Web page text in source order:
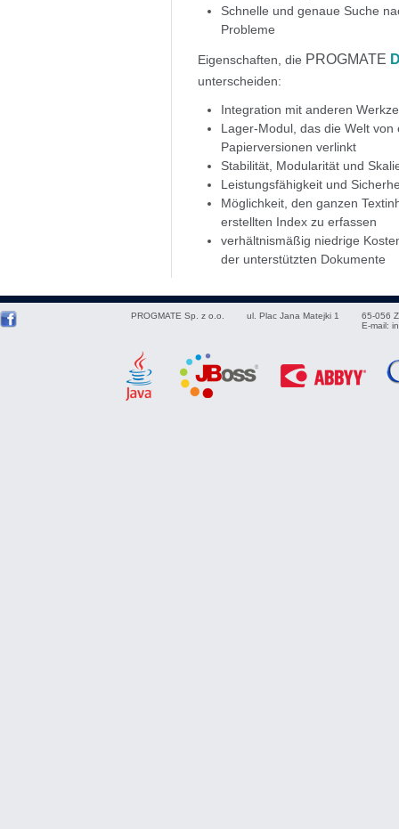
Schnelle und genaue Suche
Probleme
Eigenschaften, die PROGMATE
unterscheiden:
Integration mit anderen
Lager-Modul, das die Welt
Papierversionen verlinkt
Stabilität, Modularität und
Leistungsfähigkeit und
Möglichkeit, den ganzen
erstellten Index zu erfassen
verhältnismäßig niedrige
der unterstützten Dokumente
PROGMATE Sp. z o.o. ul. Plac Jana Matejki 1 65-056
E-mail: